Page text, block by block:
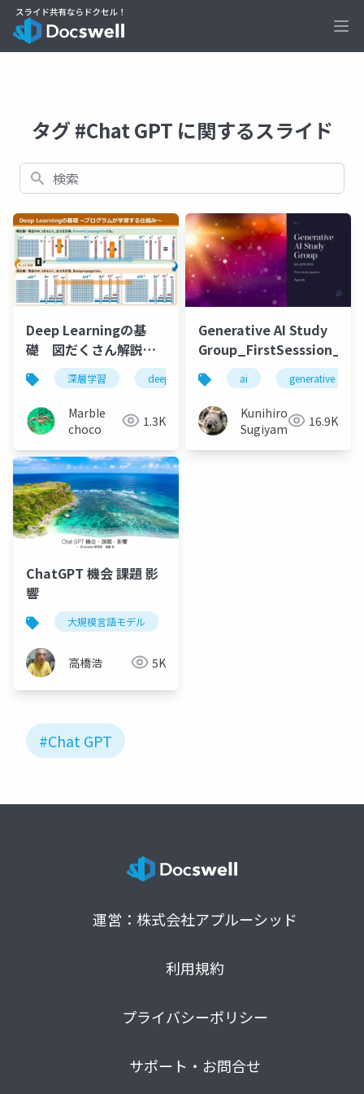
タグ #Chat GPT に関するスライド
検索
Deep Learningの基
礎 図だくさん解説 ~
プログラムが自己学習
する仕組み~
深層学習 deep learning machine learning
MarbIe
choco
1.3K
Generative AI Study
ai generative ai
Kunihiro
Sugiyama
16.9K
ChatGPT 機会 課題 影
響
大規模言語モデル
高橋浩 5K
#Chat GPT
運営：株式会社アプルーシッド
利用規約
プライバシーポリシー
サポート・お問合せ